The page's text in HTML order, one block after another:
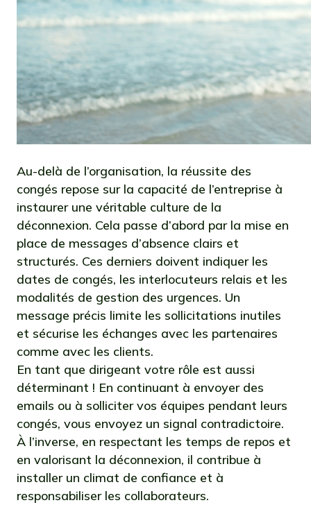
Au-delà de l’organisation, la réussite des
congés repose sur la capacité de l’entreprise à
instaurer une véritable culture de la
déconnexion. Cela passe d’abord par la mise en
place de messages d’absence clairs et
structurés. Ces derniers doivent indiquer les
dates de congés, les interlocuteurs relais et les
modalités de gestion des urgences. Un
message précis limite les sollicitations inutiles
et sécurise les échanges avec les partenaires
comme avec les clients.
En tant que dirigeant votre rôle est aussi
déterminant ! En continuant à envoyer des
emails ou à solliciter vos équipes pendant leurs
congés, vous envoyez un signal contradictoire.
À l’inverse, en respectant les temps de repos et
en valorisant la déconnexion, il contribue à
installer un climat de confiance et à
responsabiliser les collaborateurs.